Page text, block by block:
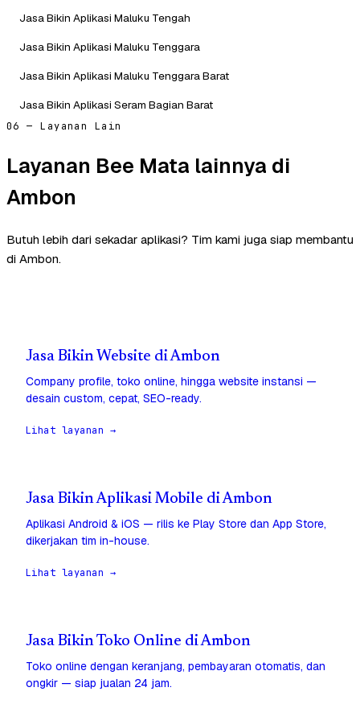
Jasa Bikin Aplikasi Maluku Tengah
Jasa Bikin Aplikasi Maluku Tenggara
Jasa Bikin Aplikasi Maluku Tenggara Barat
Jasa Bikin Aplikasi Seram Bagian Barat
06 — Layanan Lain
Layanan Bee Mata lainnya di
Ambon
Butuh lebih dari sekadar aplikasi? Tim kami juga siap membantu
di Ambon.
Jasa Bikin Website di Ambon
Company profile, toko online, hingga website instansi —
desain custom, cepat, SEO-ready.
Lihat layanan →
Jasa Bikin Aplikasi Mobile di Ambon
Aplikasi Android & iOS — rilis ke Play Store dan App Store,
dikerjakan tim in-house.
Lihat layanan →
Jasa Bikin Toko Online di Ambon
Toko online dengan keranjang, pembayaran otomatis, dan
ongkir — siap jualan 24 jam.